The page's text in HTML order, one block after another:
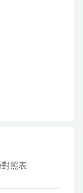
照表